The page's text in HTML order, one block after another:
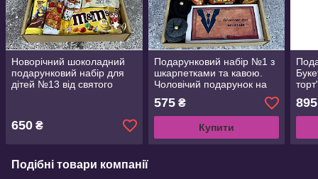
Новорічний шоколадний
подарунковий набір для
дітей №13 від святого
внучці
650 ₴
Подарунковий набір №1 з
шкарпетками та кавою.
Чоловічий подарунок на
День захисника , День
народження
575₴
Купити
895
Подібні товари компанії